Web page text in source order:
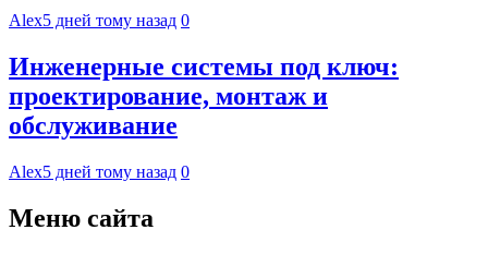
Alex5 дней тому назад 0
Инженерные системы под ключ:
проектирование, монтаж и
обслуживание
Alex5 дней тому назад 0
Меню сайта